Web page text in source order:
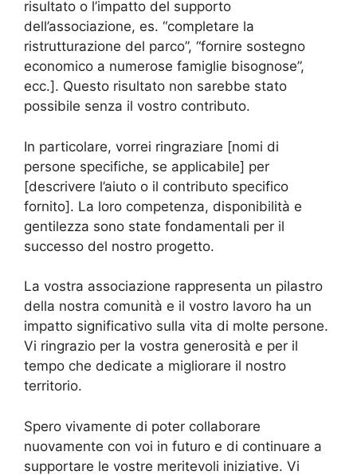
risultato o l’impatto del supporto
dell’associazione, es. “completare la
ristrutturazione del parco”, “fornire sostegno
economico a numerose famiglie bisognose”,
ecc.]. Questo risultato non sarebbe stato
possibile senza il vostro contributo.
In particolare, vorrei ringraziare [nomi di
persone specifiche, se applicabile] per
[descrivere l’aiuto o il contributo specifico
fornito]. La loro competenza, disponibilità e
gentilezza sono state fondamentali per il
successo del nostro progetto.
La vostra associazione rappresenta un pilastro
della nostra comunità e il vostro lavoro ha un
impatto significativo sulla vita di molte persone.
Vi ringrazio per la vostra generosità e per il
tempo che dedicate a migliorare il nostro
territorio.
Spero vivamente di poter collaborare
nuovamente con voi in futuro e di continuare a
supportare le vostre meritevoli iniziative. Vi